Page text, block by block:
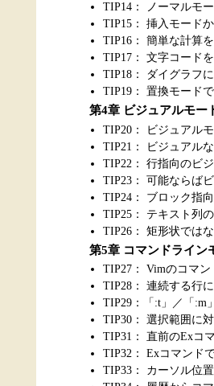
TIP14： ノーマルモ
TIP15： 挿入モード
TIP16： 簡単な計算
TIP17： 文字コード
TIP18： ダイグラフ
TIP19： 置換モード
第4章 ビジュアルモー
TIP20： ビジュアル
TIP21： ビジュアル
TIP22： 行指向のビ
TIP23： 可能ならば
TIP24： ブロック指
TIP25： テキスト列
TIP26： 矩形状では
第5章 コマンドライン
TIP27： Vimのコマン
TIP28： 連続する行
TIP29：「:t」／「:m
TIP30： 選択範囲に
TIP31： 直前のExコ
TIP32： Exコマンド
TIP33： カーソル位